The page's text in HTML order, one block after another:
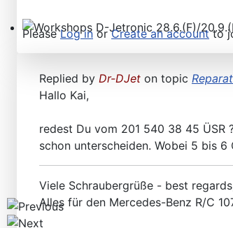
Workshops D-Jetronic 28.6.(F)/
PleaseLog in orCreate an accountto
Replied by Dr-DJet on topic
Hallo Kai,
redest Du vom 201 540 38 45 ÜSR
schon unterscheiden. Wobei 5 bis
Viele Schraubergrüße - best
Alles für den Mercedes-Benz R/C